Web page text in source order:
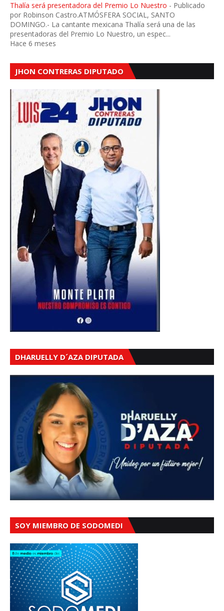
Thalía será presentadora del Premio Lo Nuestro - Publicado
por Robinson Castro.ATMÓSFERA SOCIAL, SANTO
DOMINGO.- La cantante mexicana Thalía será una de las
presentadoras del Premio Lo Nuestro, un espec...
Hace 6 meses
JHON CONTRERAS DIPUTADO
DHARUELLY D´AZA DIPUTADA
SOY MIEMBRO DE SODOMEDI